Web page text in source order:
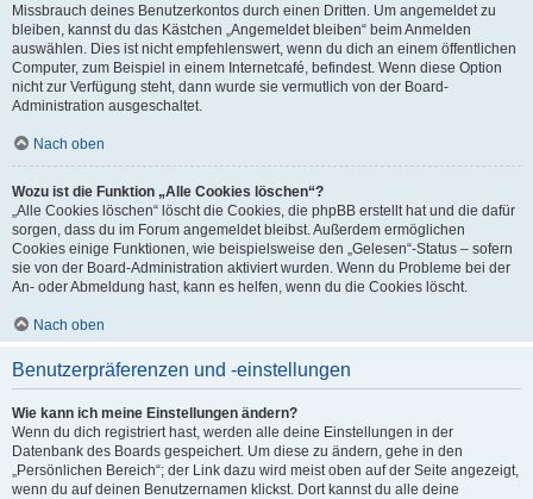
Missbrauch deines Benutzerkontos durch einen Dritten. Um angemeldet zu
bleiben, kannst du das Kästchen „Angemeldet bleiben“ beim Anmelden
auswählen. Dies ist nicht empfehlenswert, wenn du dich an einem öffentlichen
Computer, zum Beispiel in einem Internetcafé, befindest. Wenn diese Option
nicht zur Verfügung steht, dann wurde sie vermutlich von der Board-
Administration ausgeschaltet.
Nach oben
Wozu ist die Funktion „Alle Cookies löschen“?
„Alle Cookies löschen“ löscht die Cookies, die phpBB erstellt hat und die dafür
sorgen, dass du im Forum angemeldet bleibst. Außerdem ermöglichen
Cookies einige Funktionen, wie beispielsweise den „Gelesen“-Status – sofern
sie von der Board-Administration aktiviert wurden. Wenn du Probleme bei der
An- oder Abmeldung hast, kann es helfen, wenn du die Cookies löscht.
Nach oben
Benutzerpräferenzen und -einstellungen
Wie kann ich meine Einstellungen ändern?
Wenn du dich registriert hast, werden alle deine Einstellungen in der
Datenbank des Boards gespeichert. Um diese zu ändern, gehe in den
„Persönlichen Bereich“; der Link dazu wird meist oben auf der Seite angezeigt,
wenn du auf deinen Benutzernamen klickst. Dort kannst du alle deine